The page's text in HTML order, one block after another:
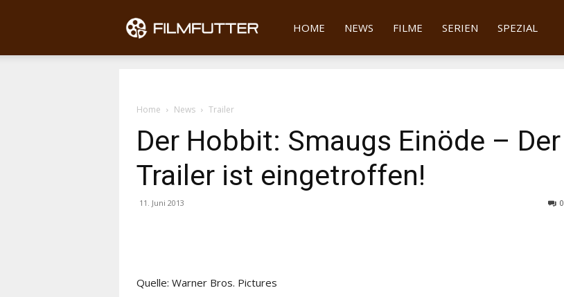
Filmfutter
HOME NEWS FILME SERIEN SPEZIAL
Home News Trailer
Der Hobbit: Smaugs Einöde – Der
Trailer ist eingetroffen!
11. Juni 2013 0
Quelle: Warner Bros. Pictures